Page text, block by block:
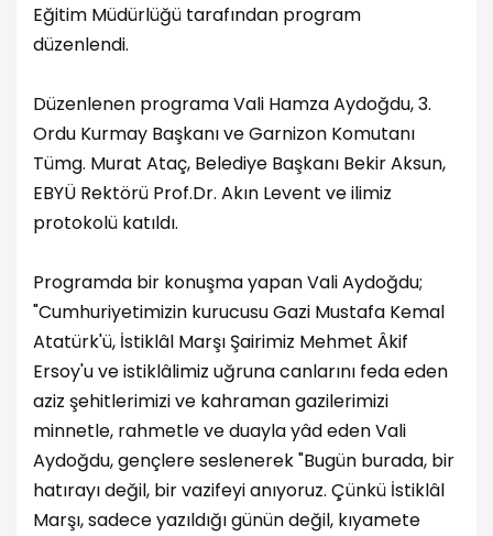
Eğitim Müdürlüğü tarafından program
düzenlendi.
Düzenlenen programa Vali Hamza Aydoğdu, 3.
Ordu Kurmay Başkanı ve Garnizon Komutanı
Tümg. Murat Ataç, Belediye Başkanı Bekir Aksun,
EBYÜ Rektörü Prof.Dr. Akın Levent ve ilimiz
protokolü katıldı.
Programda bir konuşma yapan Vali Aydoğdu;
"Cumhuriyetimizin kurucusu Gazi Mustafa Kemal
Atatürk'ü, İstiklâl Marşı Şairimiz Mehmet Âkif
Ersoy'u ve istiklâlimiz uğruna canlarını feda eden
aziz şehitlerimizi ve kahraman gazilerimizi
minnetle, rahmetle ve duayla yâd eden Vali
Aydoğdu, gençlere seslenerek "Bugün burada, bir
hatırayı değil, bir vazifeyi anıyoruz. Çünkü İstiklâl
Marşı, sadece yazıldığı günün değil, kıyamete